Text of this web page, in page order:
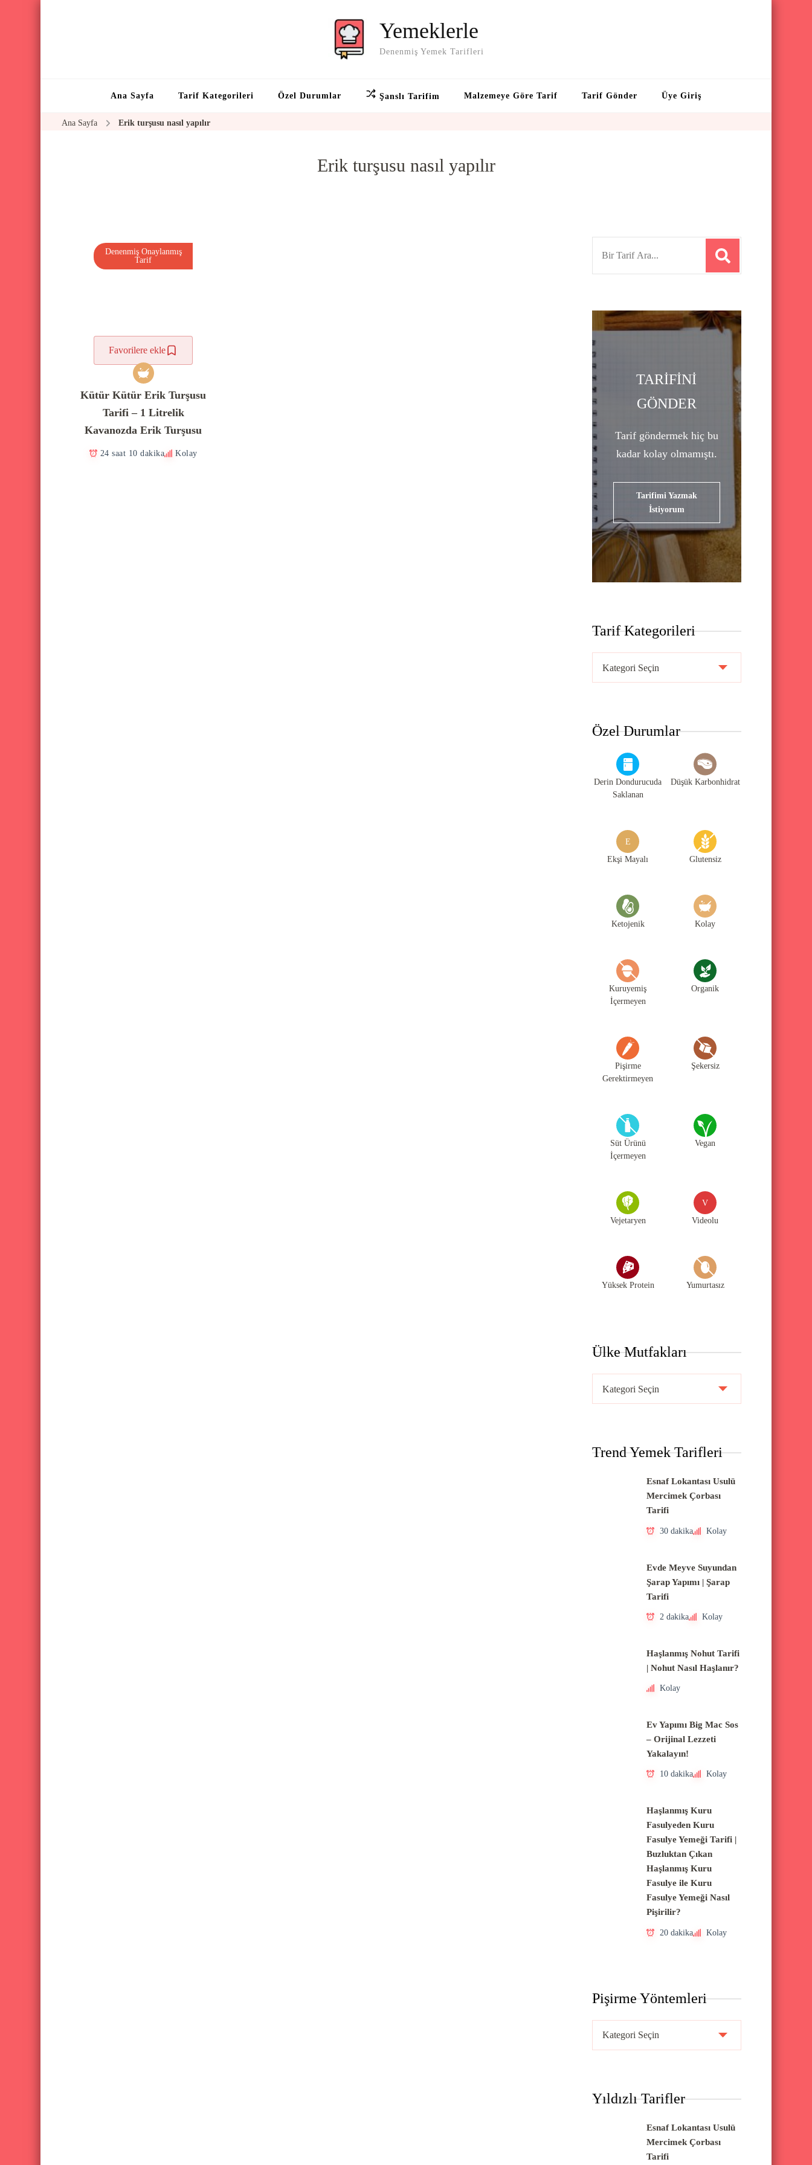
Yemeklerle
Denenmiş Yemek Tarifleri
Ana Sayfa Tarif Kategorileri Özel Durumlar Şanslı Tarifim Malzemeye Göre Tarif Tarif Gönder Üye Giriş
Ana Sayfa Erik turşusu nasıl yapılır
Erik turşusu nasıl yapılır
Favorilere ekle
Denenmiş Onaylanmış
Tarif
Kütür Kütür Erik Turşusu
Tarifi – 1 Litrelik
Kavanozda Erik Turşusu
24 saat 10 dakika Kolay
f
o
r
:
TARİFİNİ
GÖNDER
Tarif göndermek hiç bu
kadar kolay olmamıştı.
Tarifimi Yazmak
İstiyorum
Tarif Kategorileri
a
f
t
Özel Durumlar
Derin Dondurucuda
Saklanan
Düşük Karbonhidrat
E
Ekşi Mayalı Glutensiz
Ketojenik Kolay
Kuruyemiş
İçermeyen
Organik
Pişirme
Gerektirmeyen
Şekersiz
Süt Ürünü
İçermeyen
Vegan
Vejetaryen
V
Videolu
Yüksek Protein Yumurtasız
Ülke Mutfakları
l
M
Trend Yemek Tarifleri
Esnaf Lokantası Usulü
Mercimek Çorbası
Tarifi
30 dakika Kolay
Evde Meyve Suyundan
Şarap Yapımı | Şarap
Tarifi
2 dakika Kolay
Haşlanmış Nohut Tarifi
| Nohut Nasıl Haşlanır?
Kolay
Ev Yapımı Big Mac Sos
– Orijinal Lezzeti
Yakalayın!
10 dakika Kolay
Haşlanmış Kuru
Fasulyeden Kuru
Fasulye Yemeği Tarifi |
Buzluktan Çıkan
Haşlanmış Kuru
Fasulye ile Kuru
Fasulye Yemeği Nasıl
Pişirilir?
20 dakika Kolay
Pişirme Yöntemleri
r
Yıldızlı Tarifler
Esnaf Lokantası Usulü
Mercimek Çorbası
Tarifi